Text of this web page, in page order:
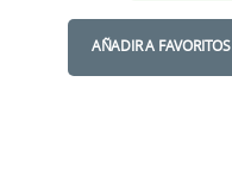
AÑADIR A FAVORITOS